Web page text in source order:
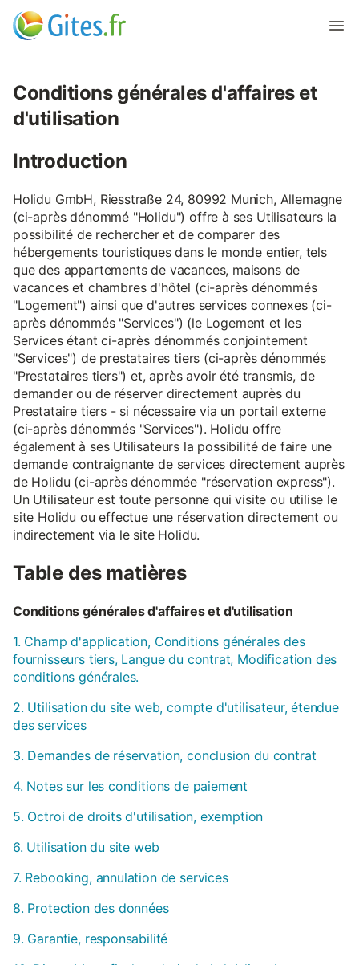
Conditions générales d'affaires et
d'utilisation
Introduction
Holidu GmbH, Riesstraße 24, 80992 Munich, Allemagne
(ci-après dénommé "Holidu") offre à ses Utilisateurs la
possibilité de rechercher et de comparer des
hébergements touristiques dans le monde entier, tels
que des appartements de vacances, maisons de
vacances et chambres d'hôtel (ci-après dénommés
"Logement") ainsi que d'autres services connexes (ci-
après dénommés "Services") (le Logement et les
Services étant ci-après dénommés conjointement
"Services") de prestataires tiers (ci-après dénommés
"Prestataires tiers") et, après avoir été transmis, de
demander ou de réserver directement auprès du
Prestataire tiers - si nécessaire via un portail externe
(ci-après dénommés "Services"). Holidu offre
également à ses Utilisateurs la possibilité de faire une
demande contraignante de services directement auprès
de Holidu (ci-après dénommée "réservation express").
Un Utilisateur est toute personne qui visite ou utilise le
site Holidu ou effectue une réservation directement ou
indirectement via le site Holidu.
Table des matières
Conditions générales d'affaires et d'utilisation
1. Champ d'application, Conditions générales des
fournisseurs tiers, Langue du contrat, Modification des
conditions générales.
2. Utilisation du site web, compte d'utilisateur, étendue
des services
3. Demandes de réservation, conclusion du contrat
4. Notes sur les conditions de paiement
5. Octroi de droits d'utilisation, exemption
6. Utilisation du site web
7. Rebooking, annulation de services
8. Protection des données
9. Garantie, responsabilité